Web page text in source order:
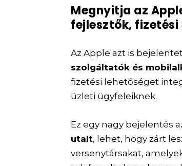
Megnyitja az
fejlesztők,
Az Apple azt is
szolgáltatók és
fizetési lehetőséget
üzleti ügyfeleiknek.
Ez egy nagy bejelentés
utalt, lehet, hogy zárt
versenytársakat,